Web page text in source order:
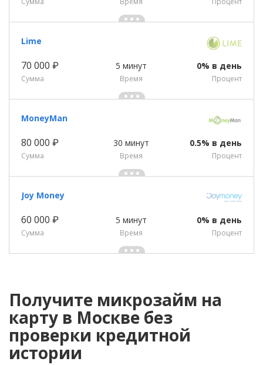
Lime
70 000 ₽
Сумма
5 минут
Время
0% в день
Процент
MoneyMan
80 000 ₽
Сумма
30 минут
Время
0.5% в день
Процент
Joy Money
60 000 ₽
Сумма
5 минут
Время
0% в день
Процент
Получите микрозайм на
карту в Москве без
проверки кредитной
истории